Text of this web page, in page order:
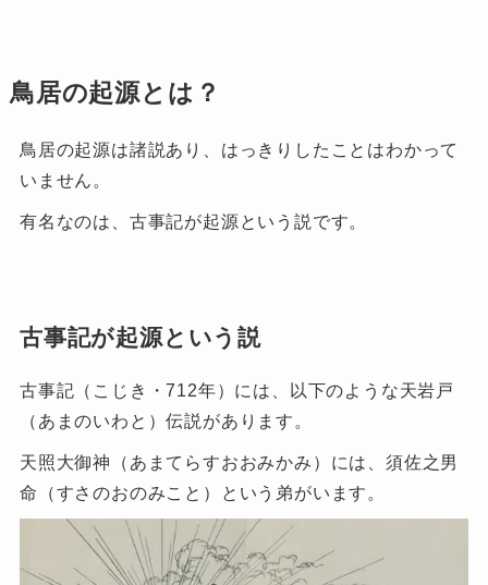
鳥居の起源とは？
鳥居の起源は諸説あり、はっきりしたことはわかって
いません。
有名なのは、古事記が起源という説です。
古事記が起源という説
古事記（こじき・712年）には、以下のような天岩戸
（あまのいわと）伝説があります。
天照大御神（あまてらすおおみかみ）には、須佐之男
命（すさのおのみこと）という弟がいます。